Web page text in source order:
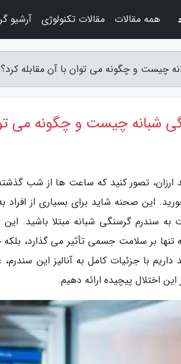
چیست و چگونه می توان با آن مقابله کرد؟
شبانه چیست و چگونه می
ارزان، تصور کنید که ساعت ها از شب
این صحنه شاید برای بسیاری از
سندرم گرسنگی شبانه مبتلا باشید.
بر سلامت جسمی تأثیر می گذارد،
داریم با جزئیات کامل به آنالیز این
اختلال پیچیده ارائه دهیم.
همه مقالات مقالات تکنولوژی آرشیو